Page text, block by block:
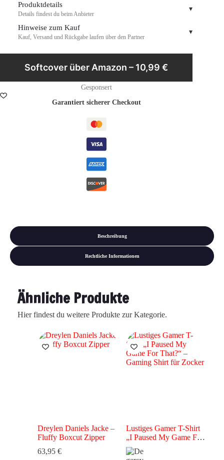
Produktdetails
Details findest du beim Anbieter
▾
Hinweise zum Kauf
Kauf, Versand und Rückgabe laufen über den Partner
▾
Softcover über Amazon – 10,99 €
Gesponsert
Garantiert sicherer Checkout
Beschreibung
Rechtliche Informationen
Ähnliche Produkte
Hier findest du weitere Produkte zur Kategorie.
Dreylen Daniels Jacke –
Fluffy Boxcut Zipper
63,95 €
Lustiges Gamer T-Shirt
„I Paused My Game For
That?“ – Gaming Shirt
für Zocker